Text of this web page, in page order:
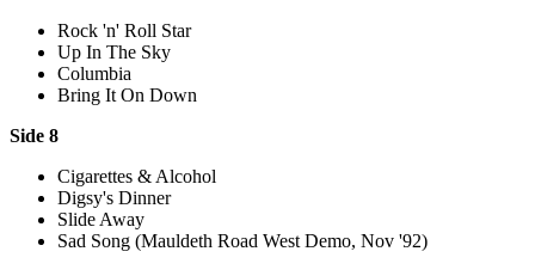
Rock 'n' Roll Star
Up In The Sky
Columbia
Bring It On Down
Side 8
Cigarettes & Alcohol
Digsy's Dinner
Slide Away
Sad Song (Mauldeth Road West Demo, Nov '92)